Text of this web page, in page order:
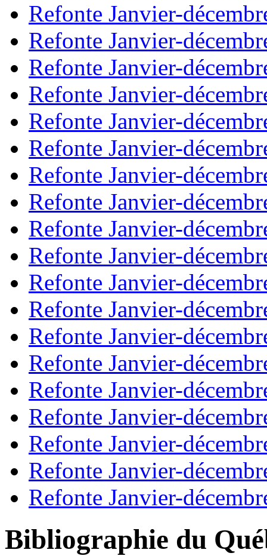
Refonte Janvier-
Refonte Janvier-
Refonte Janvier-
Refonte Janvier-
Refonte Janvier-
Refonte Janvier-
Refonte Janvier-
Refonte Janvier-
Refonte Janvier-
Refonte Janvier-
Refonte Janvier-
Refonte Janvier-
Refonte Janvier-
Refonte Janvier-
Refonte Janvier-
Refonte Janvier-
Refonte Janvier-
Refonte Janvier-
Refonte Janvier-
Bibliographie du